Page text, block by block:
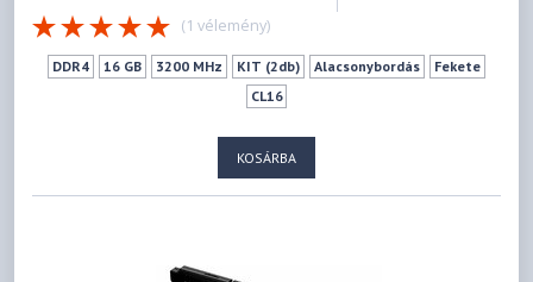
(1 vélemény)
DDR4 16 GB 3200 MHz KIT (2db) Alacsonybordás
Fekete
CL16
KOSÁRBA